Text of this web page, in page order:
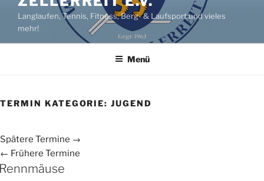
Langlaufen, Tennis, Fitness, Berg- & Laufsport und vieles
mehr!
Menü
TERMIN KATEGORIE:JUGEND
Spätere Termine →
← Frühere Termine